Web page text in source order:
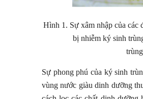
Hình 1. Sự xâm nhập của các
bị nhiễm ký sinh
trùng
Sự phong phú của ký sinh
vùng nước giàu dinh dưỡng